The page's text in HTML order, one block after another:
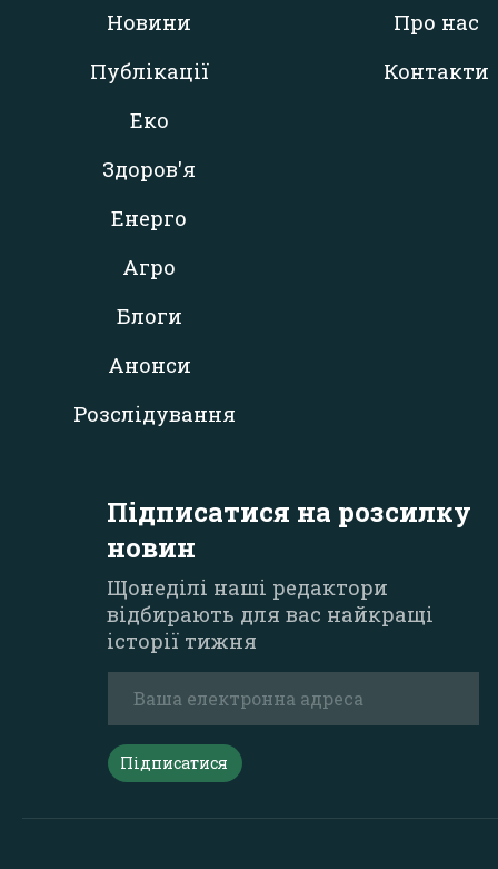
Новини
Публікації
Еко
Здоров'я
Енерго
Агро
Блоги
Анонси
Розслідування
Про нас
Контакти
Підписатися на розсилку
новин
Щонеділі наші редактори
відбирають для вас найкращі
історії тижня
Підписатися